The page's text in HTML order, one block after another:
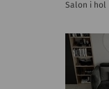
Salon i hol